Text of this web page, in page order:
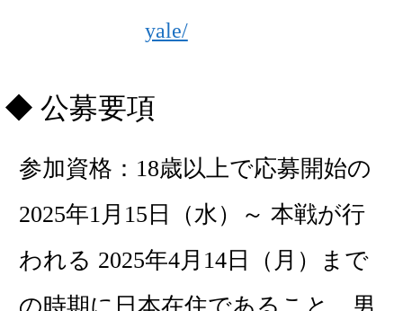
yale/
公募要項
参加資格：18歳以上で応募開始の
2025年1月15日（水）～ 本戦が行
われる 2025年4月14日（月）まで